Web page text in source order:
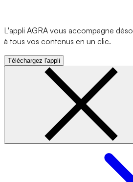
L'appli AGRA vous accompagne
à tous vos contenus en un clic.
Téléchargez l'appli